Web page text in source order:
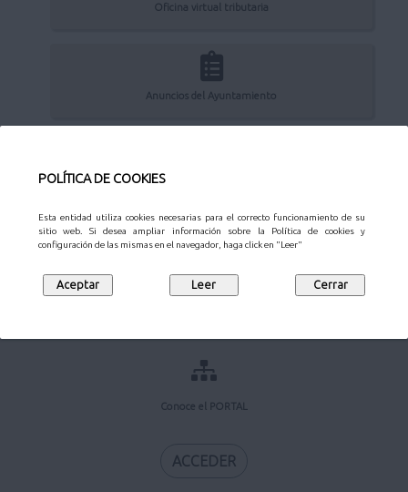
POLÍTICA DE COOKIES
Esta entidad utiliza cookies necesarias para el correcto funcionamiento de su
sitio web. Si desea ampliar información sobre la Política de cookies y
configuración de las mismas en el navegador, haga click en "Leer"
Oficina virtual tributaria
Anuncios del Ayuntamiento
Perfil del contratante
Sede Electrónica
Conoce el PORTAL
ACCEDER